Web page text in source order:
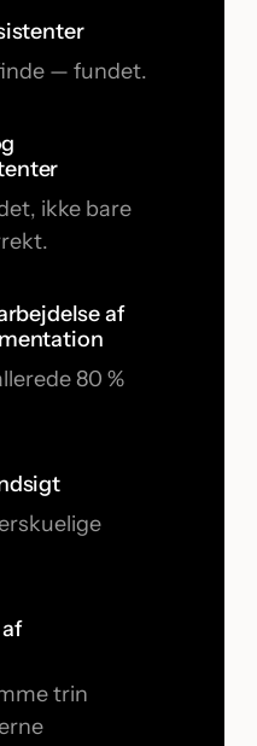
— fundet.
ikke bare
af
80 %
trin